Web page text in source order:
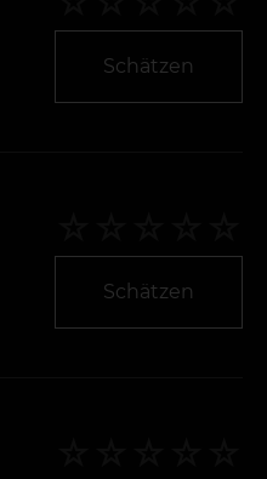
Schätzen
Schätzen